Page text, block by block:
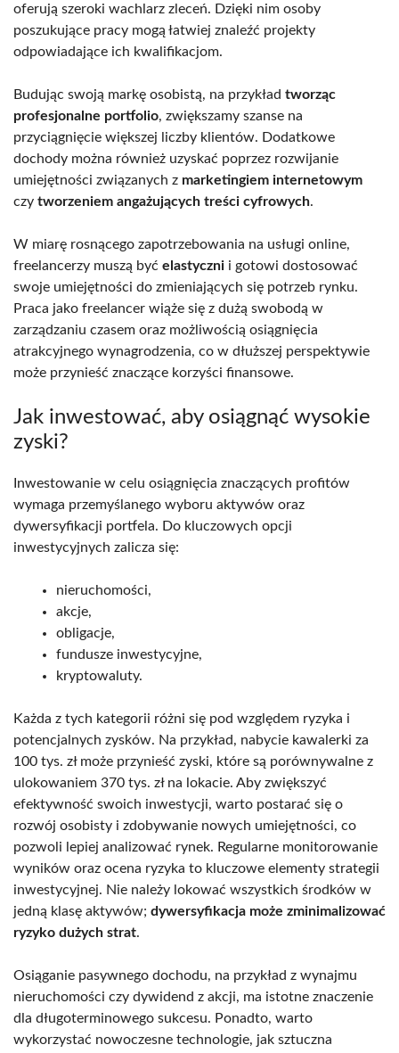
oferują szeroki wachlarz zleceń. Dzięki nim osoby
poszukujące pracy mogą łatwiej znaleźć projekty
odpowiadające ich kwalifikacjom.
Budując swoją markę osobistą, na przykład tworząc
profesjonalne portfolio, zwiększamy szanse na
przyciągnięcie większej liczby klientów. Dodatkowe
dochody można również uzyskać poprzez rozwijanie
umiejętności związanych z marketingiem internetowym
czy tworzeniem angażujących treści cyfrowych.
W miarę rosnącego zapotrzebowania na usługi online,
freelancerzy muszą być elastyczni i gotowi dostosować
swoje umiejętności do zmieniających się potrzeb rynku.
Praca jako freelancer wiąże się z dużą swobodą w
zarządzaniu czasem oraz możliwością osiągnięcia
atrakcyjnego wynagrodzenia, co w dłuższej perspektywie
może przynieść znaczące korzyści finansowe.
Jak inwestować, aby osiągnąć wysokie
zyski?
Inwestowanie w celu osiągnięcia znaczących profitów
wymaga przemyślanego wyboru aktywów oraz
dywersyfikacji portfela. Do kluczowych opcji
inwestycyjnych zalicza się:
nieruchomości,
akcje,
obligacje,
fundusze inwestycyjne,
kryptowaluty.
Każda z tych kategorii różni się pod względem ryzyka i
potencjalnych zysków. Na przykład, nabycie kawalerki za
100 tys. zł może przynieść zyski, które są porównywalne z
ulokowaniem 370 tys. zł na lokacie. Aby zwiększyć
efektywność swoich inwestycji, warto postarać się o
rozwój osobisty i zdobywanie nowych umiejętności, co
pozwoli lepiej analizować rynek. Regularne monitorowanie
wyników oraz ocena ryzyka to kluczowe elementy strategii
inwestycyjnej. Nie należy lokować wszystkich środków w
jedną klasę aktywów; dywersyfikacja może zminimalizować
ryzyko dużych strat.
Osiąganie pasywnego dochodu, na przykład z wynajmu
nieruchomości czy dywidend z akcji, ma istotne znaczenie
dla długoterminowego sukcesu. Ponadto, warto
wykorzystać nowoczesne technologie, jak sztuczna